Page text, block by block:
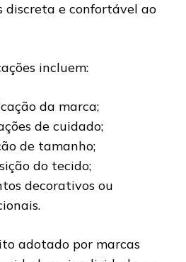
discreta e confortável ao
incluem:
da marca;
de cuidado;
de tamanho;
do tecido;
decorativos ou
adotado por marcas